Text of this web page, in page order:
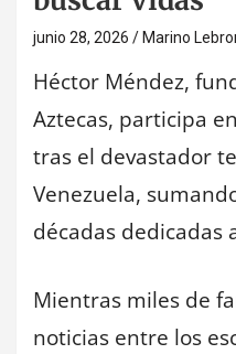
junio 28, 2026 Marino
Héctor Méndez,
Aztecas, participa
tras el devastador
Venezuela,
décadas dedicadas
Mientras miles de
noticias entre los